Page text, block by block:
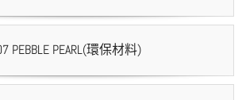
PEBBLE PEARL(環保材料)